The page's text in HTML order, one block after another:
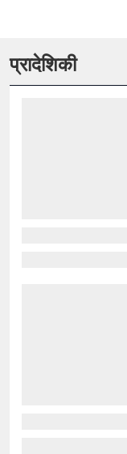
प्रादेशिकी